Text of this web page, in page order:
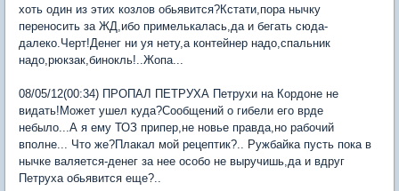
хоть один из этих козлов обьявится?Кстати,пора нычку
переносить за ЖД,ибо примелькалась,да и бегать сюда-
далеко.Черт!Денег ни уя нету,а контейнер надо,спальник
надо,рюкзак,бинокль!..Жопа...
08/05/12(00:34) ПРОПАЛ ПЕТРУХА Петрухи на Кордоне не
видать!Может ушел куда?Сообщений о гибели его врде
небыло...А я ему ТОЗ припер,не новье правда,но рабочий
вполне... Что же?Плакал мой рецептик?.. Ружбайка пусть пока в
нычке валяется-денег за нее особо не выручишь,да и вдруг
Петруха обьявится еще?..